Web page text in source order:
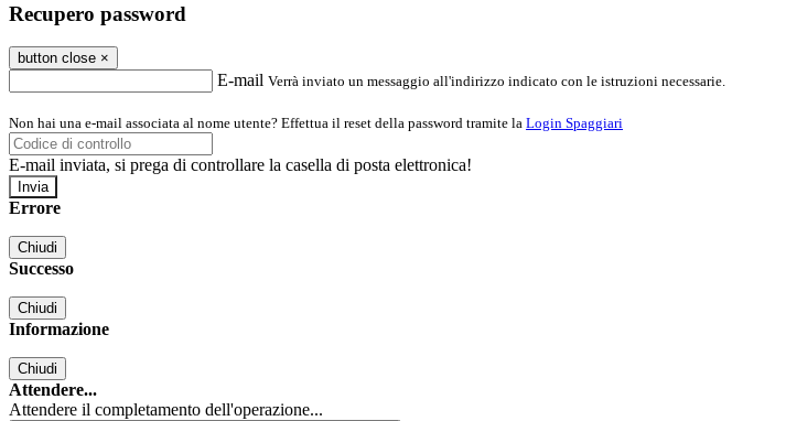
Recupero password
button close ×
E-mail Verrà inviato un messaggio all'indirizzo indicato con le istruzioni necessarie.
Non hai una e-mail associata al nome utente? Effettua il reset della password tramite la Login Spaggiari
E-mail inviata, si prega di controllare la casella di posta elettronica!
Errore
Chiudi
Successo
Chiudi
Informazione
Chiudi
Attendere...
Attendere il completamento dell'operazione...